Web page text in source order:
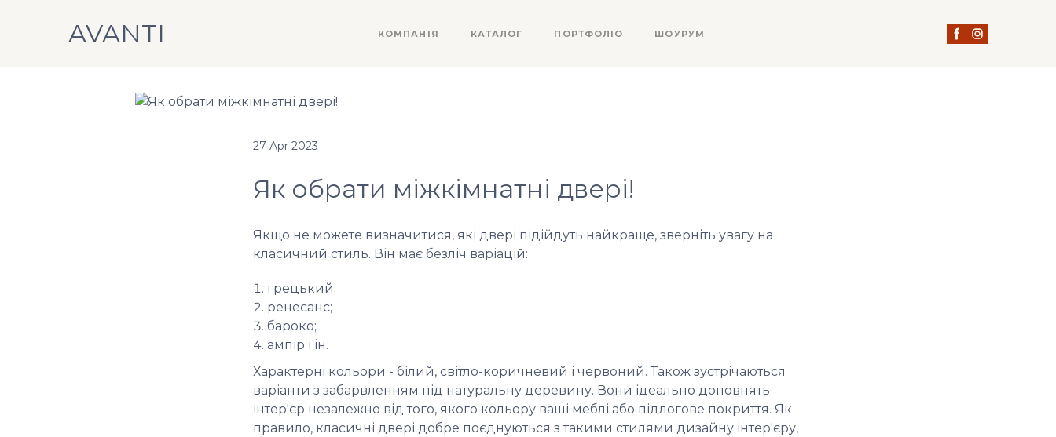
AVANTI КОМПАНІЯ КАТАЛОГ ПОРТФОЛІО ШОУРУМ
27 Apr 2023
Як обрати міжкімнатні двері!
Якщо не можете визначитися, які двері підійдуть найкраще, зверніть увагу на
класичний стиль. Він має безліч варіацій:
грецький;
ренесанс;
бароко;
ампір і ін.
Характерні кольори - білий, світло-коричневий і червоний. Також зустрічаються
варіанти з забарвленням під натуральну деревину. Вони ідеально доповнять
інтер'єр незалежно від того, якого кольору ваші меблі або підлогове покриття. Як
правило, класичні двері добре поєднуються з такими стилями дизайну інтер'єру,